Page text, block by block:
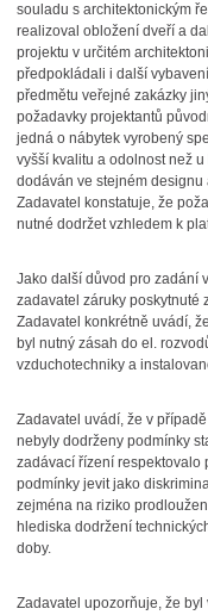
souladu s architektonickým
realizoval obložení dveří a
projektu v určitém
předpokládali i další
předmětu veřejné zakázky
požadavky projektantů
jedná o nábytek vyrobený
vyšší kvalitu a odolnost než
dodáván ve stejném
Zadavatel konstatuje, že
nutné dodržet vzhledem k
Jako další důvod pro zadání
zadavatel záruky poskytnuté
Zadavatel konkrétně uvádí,
byl nutný zásah do el.
vzduchotechniky a
Zadavatel uvádí, že v
nebyly dodrženy podmínky
zadávací řízení respektovalo
podmínky jevit jako
zejména na riziko
hlediska dodržení
doby.
Zadavatel upozorňuje, že